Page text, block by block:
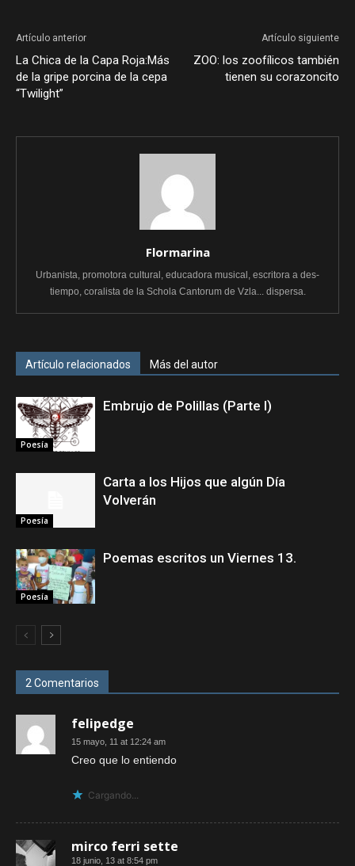
Artículo anterior
La Chica de la Capa Roja:Más
de la gripe porcina de la cepa
“Twilight”
Artículo siguiente
ZOO: los zoofílicos también
tienen su corazoncito
Flormarina
Urbanista, promotora cultural, educadora musical, escritora a des-
tiempo, coralista de la Schola Cantorum de Vzla... dispersa.
Artículo relacionados Más del autor
Poesía
Embrujo de Polillas (Parte I)
Poesía
Carta a los Hijos que algún Día
Volverán
Poesía
Poemas escritos un Viernes 13.
2 Comentarios
felipedge
15 mayo, 11 at 12:24 am
Creo que lo entiendo
Cargando...
mirco ferri sette
18 junio, 13 at 8:54 pm